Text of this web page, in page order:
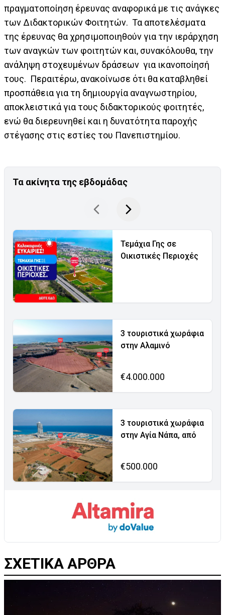
πραγματοποίηση έρευνας αναφορικά με τις ανάγκες
των Διδακτορικών Φοιτητών. Τα αποτελέσματα
της έρευνας θα χρησιμοποιηθούν για την ιεράρχηση
των αναγκών των φοιτητών και, συνακόλουθα, την
ανάληψη στοχευμένων δράσεων για ικανοποίησή
τους. Περαιτέρω, ανακοίνωσε ότι θα καταβληθεί
προσπάθεια για τη δημιουργία αναγνωστηρίου,
αποκλειστικά για τους διδακτορικούς φοιτητές,
ενώ θα διερευνηθεί και η δυνατότητα παροχής
στέγασης στις εστίες του Πανεπιστημίου.
Τα ακίνητα της εβδομάδας
Τεμάχια Γης σε
Οικιστικές Περιοχές
3 τουριστικά χωράφια
στην Αλαμινό
€4.000.000
3 τουριστικά χωράφια
στην Αγία Νάπα, από
€500.000
ΣΧΕΤΙΚΑ ΑΡΘΡΑ